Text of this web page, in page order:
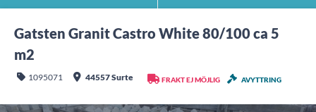
Gatsten Granit Castro White 80/100 ca 5
m2
1095071 44557 Surte FRAKT EJ MÖJLIG AVYTTRING